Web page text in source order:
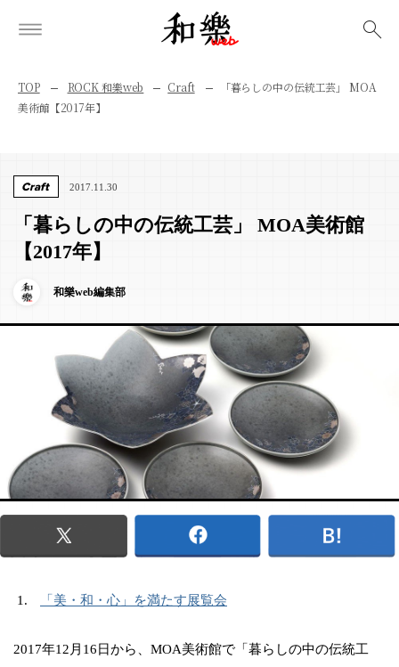
TOP ROCK 和樂web Craft
「暮らしの中の伝統工芸」 MOA
美術館【2017年】
Craft 2017.11.30
「暮らしの中の伝統工芸」 MOA美術館
【2017年】
和樂web編集部
「美・和・心」を満たす展覧会
2017年12月16日から、MOA美術館で「暮らしの中の伝統工